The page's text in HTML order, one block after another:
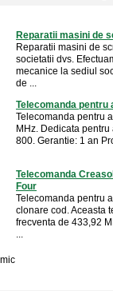
Reparatii masini de
Reparatii masini de
societatii dvs.
mecanice la sediul
de ...
Telecomanda pentru
Telecomanda pentru
MHz. Dedicata
800. Gerantie: 1 an
Telecomanda
Four
Telecomanda pentru
clonare cod. Aceasta
frecventa de 433,92
...
mic